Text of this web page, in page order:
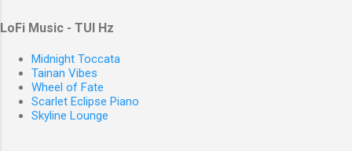
LoFi Music - TUI Hz
Midnight Toccata
Tainan Vibes
Wheel of Fate
Scarlet Eclipse Piano
Skyline Lounge